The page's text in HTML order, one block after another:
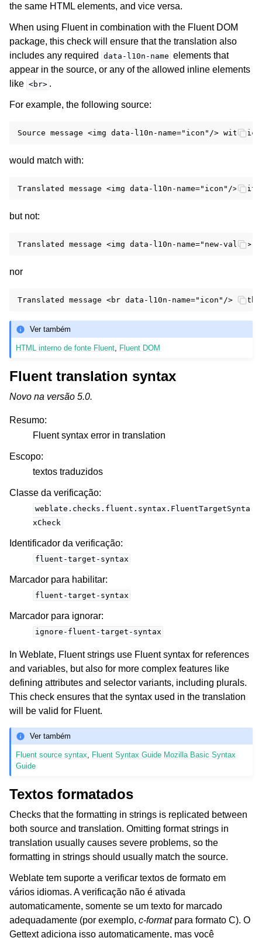
the same HTML elements, and vice versa.
When using Fluent in combination with the Fluent DOM
package, this check will ensure that the translation also
includes any required
data-l10n-name elements that
appear in the source, or any of the allowed inline elements
like <br> .
For example, the following source:
would match with:
but not:
nor
Ver também
HTML interno de fonte Fluent, Fluent DOM
Fluent translation syntax
Novo na versão 5.0.
Resumo:
Fluent syntax error in translation
Escopo:
textos traduzidos
Classe da verificação:
weblate.checks.fluent.syntax.FluentTargetSynta
xCheck
Identificador da verificação:
fluent-target-syntax
Marcador para habilitar:
fluent-target-syntax
Marcador para ignorar:
ignore-fluent-target-syntax
In Weblate, Fluent strings use Fluent syntax for references
and variables, but also for more complex features like
defining attributes and selector variants, including plurals.
This check ensures that the syntax used in the translation
will be valid for Fluent.
Ver também
Fluent source syntax Fluent Syntax Guide Mozilla Basic Syntax
Guide
Textos formatados
Checks that the formatting in strings is replicated between
both source and translation. Omitting format strings in
translation usually causes severe problems, so the
formatting in strings should usually match the source.
Weblate tem suporte a verificar textos de formato em
vários idiomas. A verificação não é ativada
automaticamente, somente se um texto for marcado
adequadamente (por exemplo, c-formatpara formato C). O
Gettext adiciona isso automaticamente, mas você